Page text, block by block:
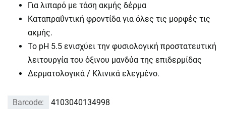
Για λιπαρό με τάση ακμής δέρμα
Καταπραΰντική φροντίδα για όλες τις μορφές τις
ακμής.
Το pH 5.5 ενισχύει την φυσιολογική προστατευτική
λειτουργία του όξινου μανδύα της επιδερμίδας
Δερματολογικά / Κλινικά ελεγμένο.
Barcode: 4103040134998